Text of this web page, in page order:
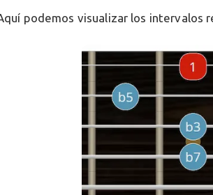
podemos visualizar los intervalos